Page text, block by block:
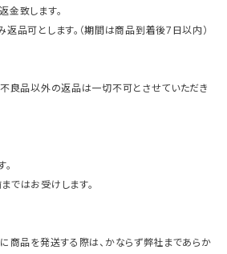
金致します。
品可とします。（期間は商品到着後7日以内）
良品以外の返品は一切不可とさせていただき
はお受けします。
商品を発送する際は、かならず弊社まであらか